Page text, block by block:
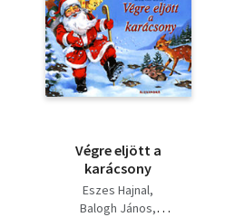
Végre eljött a
karácsony
Eszes Hajnal
Balogh János